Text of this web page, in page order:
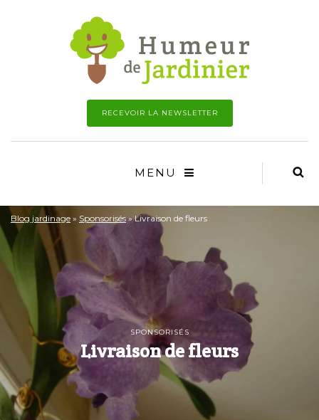
RECEVOIR LA NEWSLETTER
MENU
Blog jardinage » Sponsorisés»Livraison de fleurs
SPONSORISÉS
Livraison de fleurs